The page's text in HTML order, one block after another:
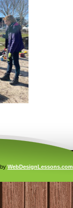
WebDesignLessons.com